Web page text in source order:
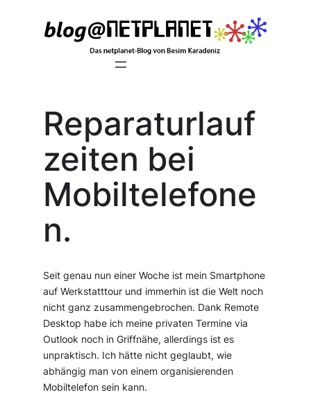
Reparaturlauf
zeiten bei
Mobiltelefone
n.
Seit genau nun einer Woche ist mein Smartphone
auf Werkstatttour und immerhin ist die Welt noch
nicht ganz zusammengebrochen. Dank Remote
Desktop habe ich meine privaten Termine via
Outlook noch in Griffnähe, allerdings ist es
unpraktisch. Ich hätte nicht geglaubt, wie
abhängig man von einem organisierenden
Mobiltelefon sein kann.